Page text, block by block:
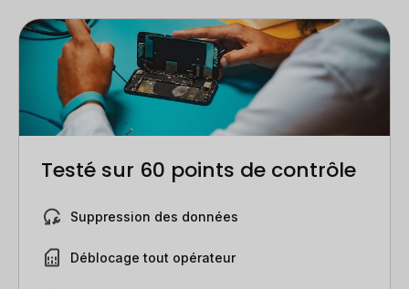
Testé sur 60 points de contrôle
Suppression des données
Déblocage tout opérateur